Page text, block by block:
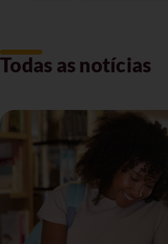
Todas as notícias